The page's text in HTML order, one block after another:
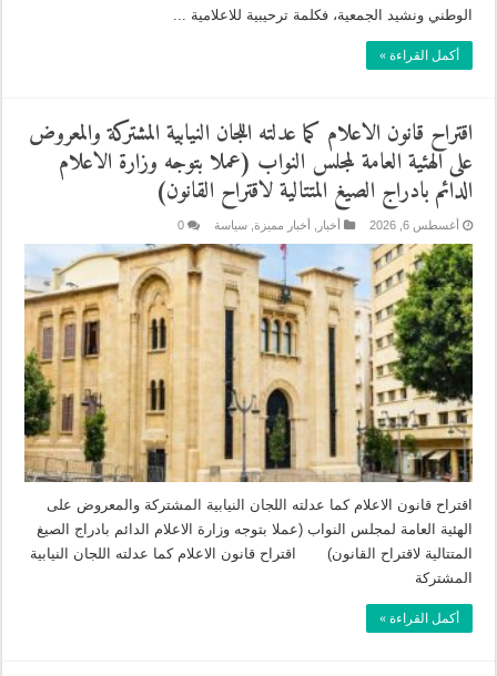
الوطني ونشيد الجمعية، فكلمة ترحيبية للاعلامية ...
أكمل القراءة »
اقتراح قانون الاعلام كما عدلته اللجان النيابية المشتركة والمعروض
على الهئية العامة لمجلس النواب (عملا بتوجه وزارة الاعلام
الدائم بادراج الصيغ المتتالية لاقتراح القانون)
أغسطس 6, 2026 أخبار أخبار مميزة ,سياسة 0
‎اقتراح قانون الاعلام كما عدلته اللجان النيابية المشتركة والمعروض على
الهئية العامة لمجلس النواب (عملا بتوجه وزارة الاعلام الدائم بادراج الصيغ
المتتالية لاقتراح القانون) ⁨اقتراح قانون الاعلام كما عدلته اللجان النيابية
المشتركة⁩
أكمل القراءة »